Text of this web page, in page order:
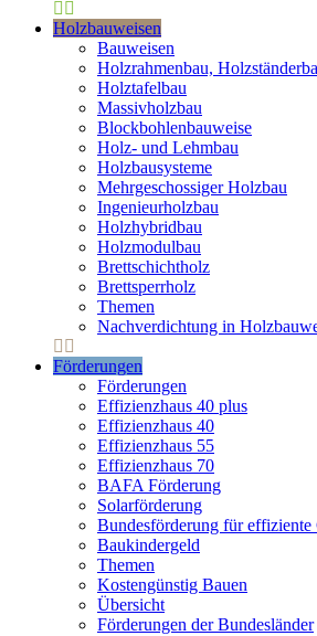
Holzbauweisen
Bauweisen
Holzrahmenbau,
Holztafelbau
Massivholzbau
Blockbohlenbauweise
Holz- und Lehmbau
Holzbausysteme
Mehrgeschossiger Holzbau
Ingenieurholzbau
Holzhybridbau
Holzmodulbau
Brettschichtholz
Brettsperrholz
Themen
Nachverdichtung in
Förderungen
Förderungen
Effizienzhaus 40 plus
Effizienzhaus 40
Effizienzhaus 55
Effizienzhaus 70
BAFA Förderung
Solarförderung
Bundesförderung für
Baukindergeld
Themen
Kostengünstig Bauen
Übersicht
Förderungen der Bundesländer